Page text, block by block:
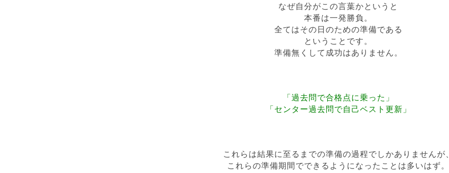
なぜ自分がこの言葉かというと
本番は一発勝負。
全てはその日のための準備である
ということです。
準備無くして成功はありません。
「過去問で合格点に乗った」
「センター過去問で自己ベスト更新」
これらは結果に至るまでの準備の過程でしかありませんが、
これらの準備期間でできるようになったことは多いはず。